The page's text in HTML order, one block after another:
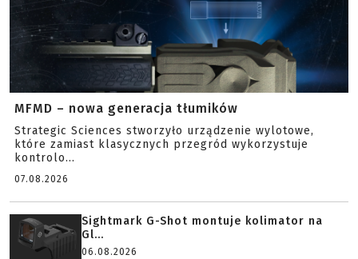
MFMD – nowa generacja tłumików
Strategic Sciences stworzyło urządzenie wylotowe,
które zamiast klasycznych przegród wykorzystuje
kontrolo...
07.08.2026
Sightmark G-Shot montuje kolimator na
Gl...
06.08.2026